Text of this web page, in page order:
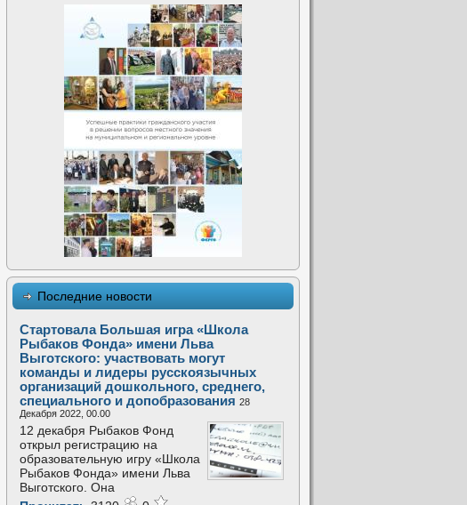
Последние новости
Стартовала Большая игра «Школа
Рыбаков Фонда» имени Льва
Выготского: участвовать могут
команды и лидеры русскоязычных
организаций дошкольного, среднего,
специального и допобразования 28
Декабря 2022, 00.00
12 декабря Рыбаков Фонд
открыл регистрацию на
образовательную игру «Школа
Рыбаков Фонда» имени Льва
Выготского. Она